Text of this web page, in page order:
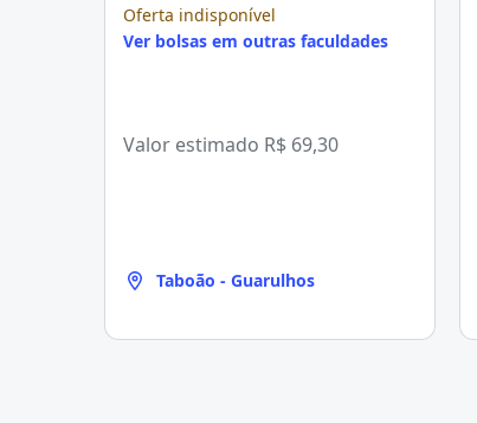
Oferta indisponível
Ver bolsas em outras faculdades
Valor estimado R$ 69,30
Taboão - Guarulhos